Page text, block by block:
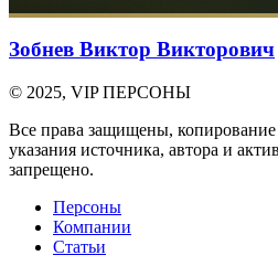
Зобнев Виктор Викторович
© 2025, VIP ПЕРСОНЫ
Все права защищены, копирование
указания источника, автора и
запрещено.
Персоны
Компании
Статьи